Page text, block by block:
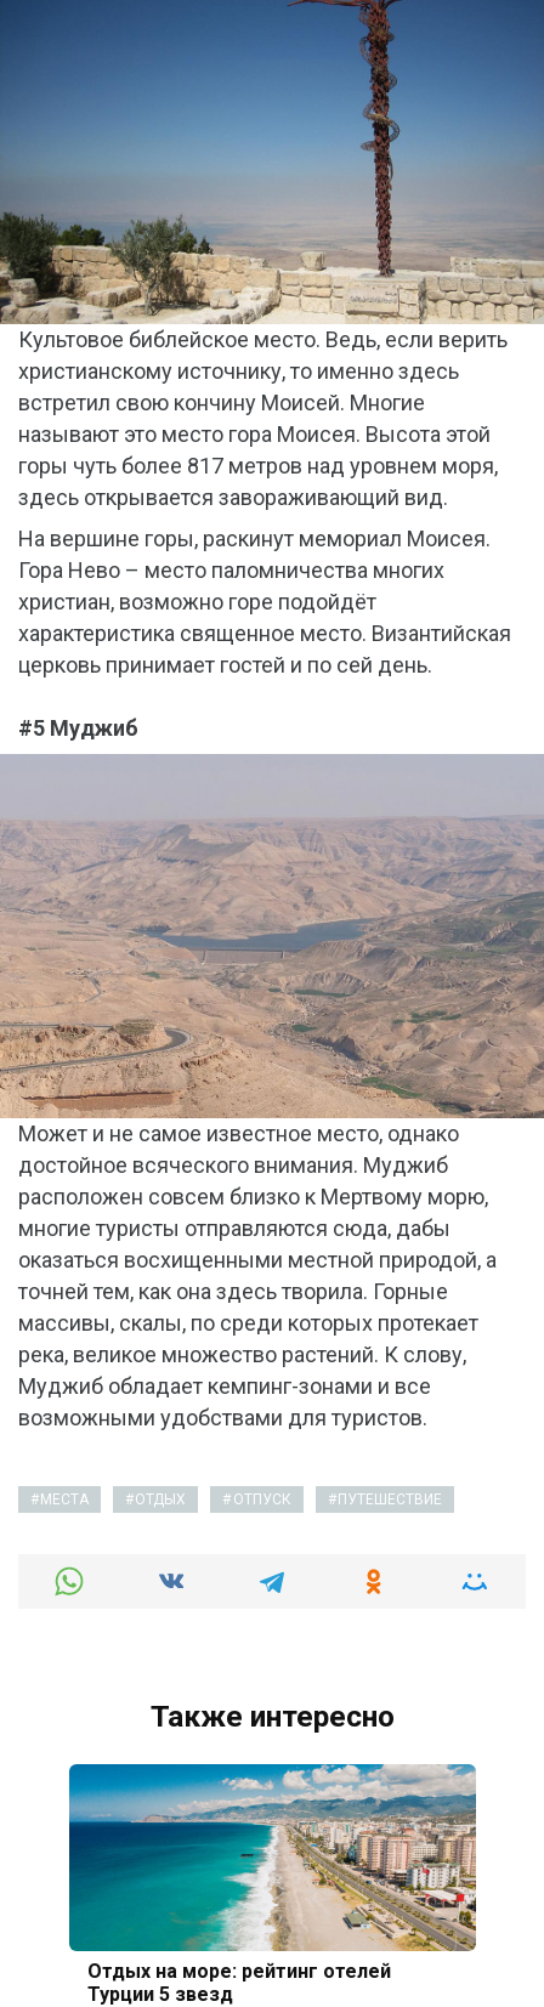
Культовое библейское место. Ведь, если верить
христианскому источнику, то именно здесь
встретил свою кончину Моисей. Многие
называют это место гора Моисея. Высота этой
горы чуть более 817 метров над уровнем моря,
здесь открывается завораживающий вид.
На вершине горы, раскинут мемориал Моисея.
Гора Нево – место паломничества многих
христиан, возможно горе подойдёт
характеристика священное место. Византийская
церковь принимает гостей и по сей день.
#5 Муджиб
Может и не самое известное место, однако
достойное всяческого внимания. Муджиб
расположен совсем близко к Мертвому морю,
многие туристы отправляются сюда, дабы
оказаться восхищенными местной природой, а
точней тем, как она здесь творила. Горные
массивы, скалы, по среди которых протекает
река, великое множество растений. К слову,
Муджиб обладает кемпинг-зонами и все
возможными удобствами для туристов.
МЕСТА ОТДЫХ ОТПУСК ПУТЕШЕСТВИЕ
Также интересно
Отдых на море: рейтинг отелей
Турции 5 звезд